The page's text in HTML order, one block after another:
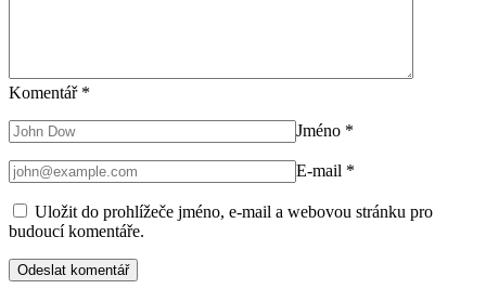
Komentář *
Jméno *
E-mail *
Uložit do prohlížeče jméno, e-mail a webovou stránku pro
budoucí komentáře.